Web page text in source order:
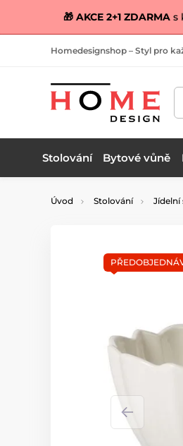
🎁 AKCE 2+1 ZDARMAs
Homedesignshop – Styl pro
Stolování Bytové vůně
Úvod Stolování Jídelní